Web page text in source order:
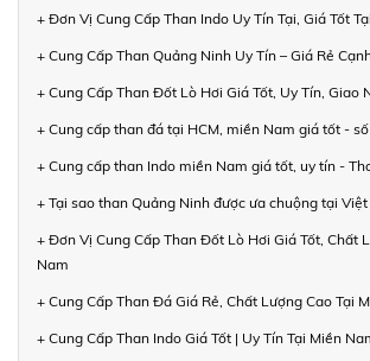
+ Đơn Vị Cung Cấp Than Indo Uy Tín Tại, Giá Tốt
+ Cung Cấp Than Quảng Ninh Uy Tín – Giá Rẻ
+ Cung Cấp Than Đốt Lò Hơi Giá Tốt, Uy Tín, Giao
+ Cung cấp than đá tại HCM, miền Nam giá tốt -
+ Cung cấp than Indo miền Nam giá tốt, uy tín -
+ Tại sao than Quảng Ninh được ưa chuộng tại Việt
+ Đơn Vị Cung Cấp Than Đốt Lò Hơi Giá Tốt, Chất
Nam
+ Cung Cấp Than Đá Giá Rẻ, Chất Lượng Cao Tại
+ Cung Cấp Than Indo Giá Tốt | Uy Tín Tại Miền